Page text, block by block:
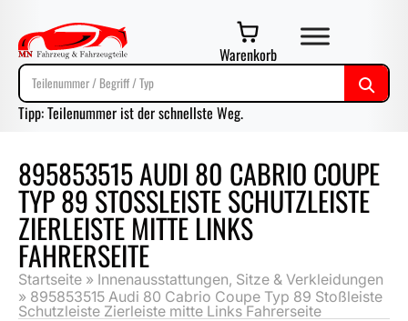
Warenkorb
Tipp: Teilenummer ist der schnellste Weg.
895853515 AUDI 80 CABRIO COUPE
TYP 89 STOSSLEISTE SCHUTZLEISTE Z
IERLEISTE MITTE LINKS F
AHRERSEITE
Startseite » Innenausstattungen, Sitze & Verkleidungen
» 895853515 Audi 80 Cabrio Coupe Typ 89 Stoßleiste
Schutzleiste Zierleiste mitte Links Fahrerseite